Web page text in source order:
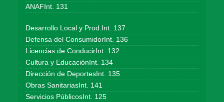
ANAFInt. 131
Desarrollo Local y Prod.Int. 137
Defensa del ConsumidorInt. 136
Licencias de ConducirInt. 132
Cultura y EducaciónInt. 134
Dirección de DeportesInt. 135
Obras SanitariasInt. 141
Servicios PúblicosInt. 125